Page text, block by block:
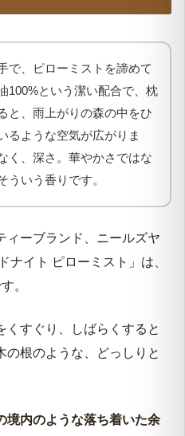
枕への1プッシュ
くある質問
で、ピローミストを諦めて
100%という潔い配合で、枕
と、雨上がりの森の中をひ
るような空気が広がりま
く、深さ。華やかさではな
ういう香りです。
ィーブランド、ニールズヤ
ナイト ピローミスト」は、
。
くすぐり、しばらくすると
の根のような、どっしりと
境内のような落ち着いた余